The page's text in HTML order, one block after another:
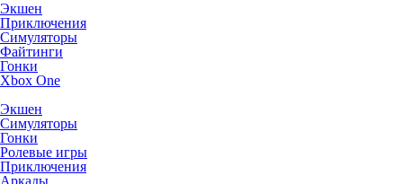
Экшен
Приключения
Симуляторы
Файтинги
Гонки
Xbox One
Экшен
Симуляторы
Гонки
Ролевые игры
Приключения
Аркады